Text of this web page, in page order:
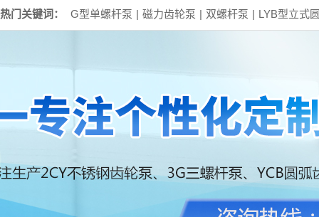
热门关键词： G型单螺杆泵 | 磁力齿轮泵 | 双螺杆泵 | LYB型立式